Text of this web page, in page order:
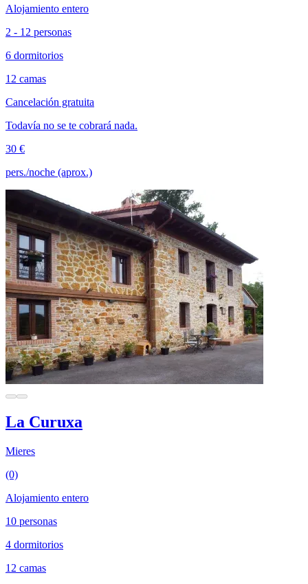
Alojamiento entero
2 - 12 personas
6 dormitorios
12 camas
Cancelación gratuita
Todavía no se te cobrará nada.
30 €
pers./noche (aprox.)
La Curuxa
Mieres
(0)
Alojamiento entero
10 personas
4 dormitorios
12 camas